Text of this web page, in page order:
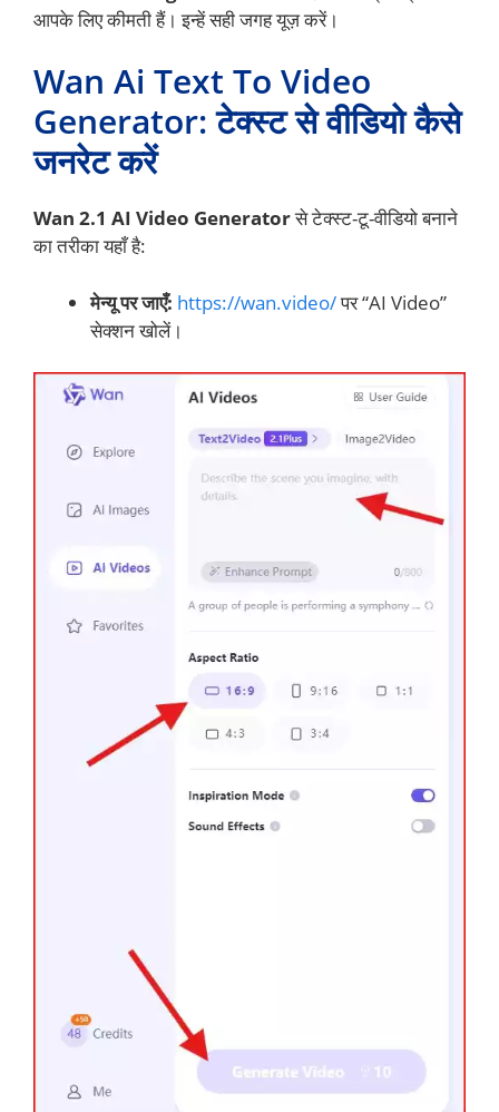
आपके लिए कीमती हैं। इन्हें सही जगह यूज़ करें।
Wan Ai Text To Video
Generator:टेक्स्ट से वीडियो कैसे
जनरेट करें
Wan 2.1 AI Video Generatorसे टेक्स्ट-टू-वीडियो बनाने
का तरीका यहाँ है:
मेन्यू पर जाएँ: https://wan.video/पर “AI Video”
सेक्शन खोलें।